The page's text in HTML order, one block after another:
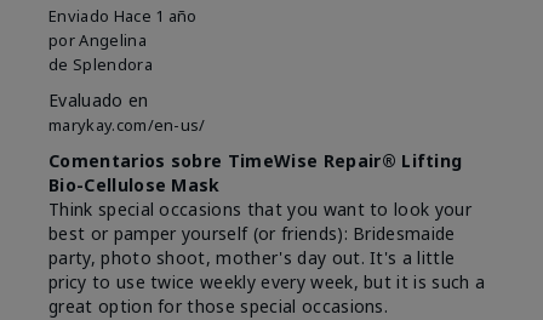
Enviado Hace 1 año
porAngelina
de Splendora
Evaluado en
marykay.com/en-us/
Comentarios sobre TimeWise Repair® Lifting
Bio-Cellulose Mask
Think special occasions that you want to look your
best or pamper yourself (or friends): Bridesmaide
party, photo shoot, mother's day out. It's a little
pricy to use twice weekly every week, but it is such a
great option for those special occasions.